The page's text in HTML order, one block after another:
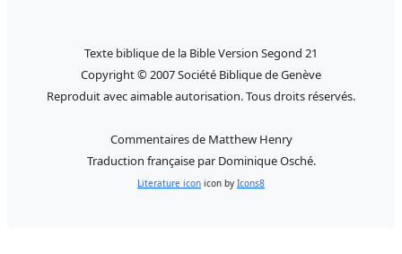
Texte biblique de la Bible Version Segond 21
Copyright © 2007 Société Biblique de Genève
Reproduit avec aimable autorisation. Tous droits réservés.
Commentaires de Matthew Henry
Traduction française par Dominique Osché.
Literature icon icon by Icons8